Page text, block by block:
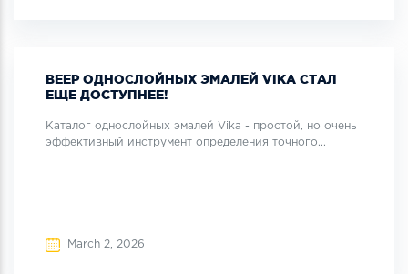
ВЕЕР ОДНОСЛОЙНЫХ ЭМАЛЕЙ VIKA СТАЛ
ЕЩЕ ДОСТУПНЕЕ!
Каталог однослойных эмалей Vika - простой, но очень
эффективный инструмент определения точного...
March 2, 2026